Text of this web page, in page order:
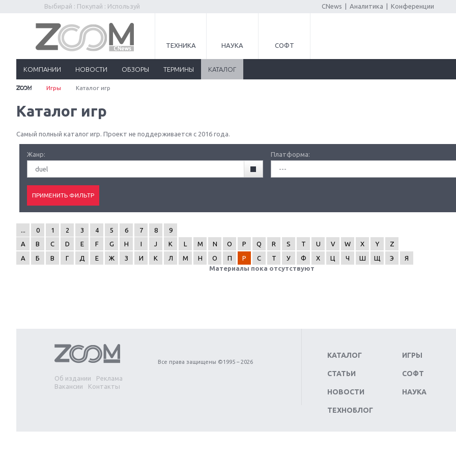
Выбирай : Покупай : Используй CNews Аналитика Конференции
ТЕХНИКА НАУКА СОФТ
КОМПАНИИ НОВОСТИ ОБЗОРЫ ТЕРМИНЫ КАТАЛОГ
Игры Каталог игр
Каталог игр
Самый полный каталог игр. Проект не поддерживается с 2016 года.
Жанр:
duel
Платформа:
---
0 1 2 3 4 5 6 7 8
9
A
B C D E F G H I J K L M N O P Q R S T U V W X Y
Z
А
Б В Г Д Е Ж З И К Л М Н О П Р С Т У Ф Х Ц Ч Ш Щ Э
Я
Материалы пока отсутствуют
Об издании
Реклама
Вакансии
Контакты
Все права защищены ©1995 – 2026
КАТАЛОГ
СТАТЬИ
НОВОСТИ
ТЕХНОБЛОГ
ИГРЫ
СОФТ
НАУКА